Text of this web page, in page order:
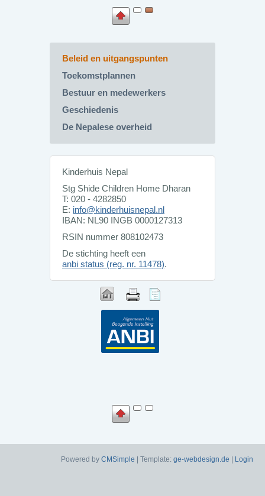
Beleid en uitgangspunten
Toekomstplannen
Bestuur en medewerkers
Geschiedenis
De Nepalese overheid
Kinderhuis Nepal
Stg Shide Children Home Dharan
T: 020 - 4282850
E: info@kinderhuisnepal.nl
IBAN: NL90 INGB 0000127313
RSIN nummer 808102473
De stichting heeft een
anbi status (reg. nr. 11478).
Powered by CMSimple | Template: ge-webdesign.de Login